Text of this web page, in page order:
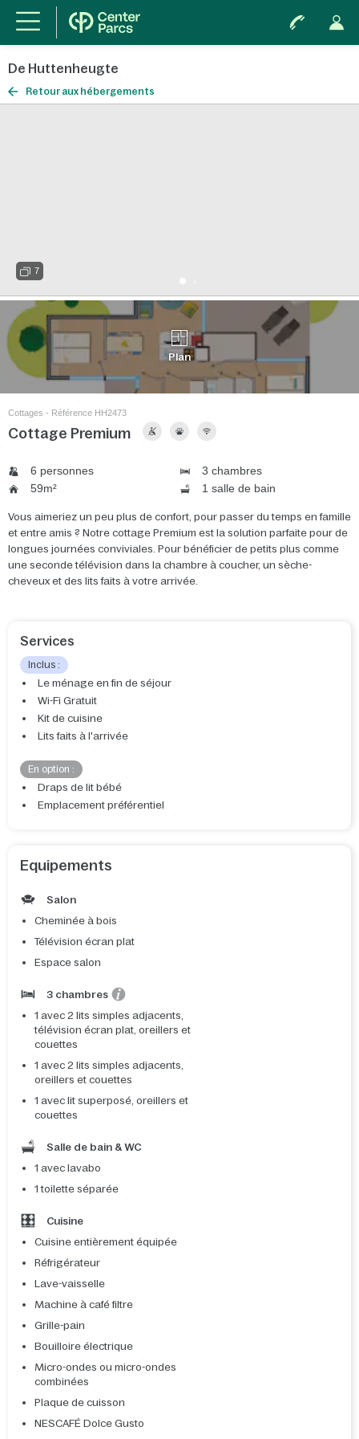
De Huttenheugte
Retour aux hébergements
7
Plan
Cottages - Référence HH2473
Cottage Premium
6 personnes
3 chambres
59m²
1 salle de bain
Vous aimeriez un peu plus de confort, pour passer du temps en famille
et entre amis ? Notre cottage Premium est la solution parfaite pour de
longues journées conviviales. Pour bénéficier de petits plus comme
une seconde télévision dans la chambre à coucher, un sèche-
cheveux et des lits faits à votre arrivée.
Services
Inclus :
Le ménage en fin de séjour
Wi-Fi Gratuit
Kit de cuisine
Lits faits à l'arrivée
En option :
Draps de lit bébé
Emplacement préférentiel
Equipements
Salon
Cheminée à bois
Télévision écran plat
Espace salon
3 chambres
1 avec 2 lits simples adjacents,
télévision écran plat, oreillers et
couettes
1 avec 2 lits simples adjacents,
oreillers et couettes
1 avec lit superposé, oreillers et
couettes
Salle de bain & WC
1 avec lavabo
1 toilette séparée
Cuisine
Cuisine entièrement équipée
Réfrigérateur
Lave-vaisselle
Machine à café filtre
Grille-pain
Bouilloire électrique
Micro-ondes ou micro-ondes
combinées
Plaque de cuisson
NESCAFÉ Dolce Gusto